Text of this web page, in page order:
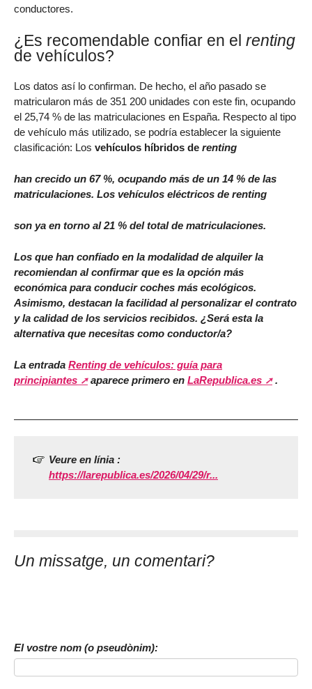
conductores.
¿Es recomendable confiar en el renting
de vehículos?
Los datos así lo confirman. De hecho, el año pasado se
matricularon más de 351 200 unidades con este fin, ocupando
el 25,74 % de las matriculaciones en España. Respecto al tipo
de vehículo más utilizado, se podría establecer la siguiente
clasificación: Los vehículos híbridos de renting
han crecido un 67 %, ocupando más de un 14 % de las
matriculaciones. Los vehículos eléctricos de renting
son ya en torno al 21 % del total de matriculaciones.
Los que han confiado en la modalidad de alquiler la
recomiendan al confirmar que es la opción más
económica para conducir coches más ecológicos.
Asimismo, destacan la facilidad al personalizar el contrato
y la calidad de los servicios recibidos. ¿Será esta la
alternativa que necesitas como conductor/a?
La entrada Renting de vehículos: guía para
principiantes
aparece primero en LaRepublica.es .
Veure en línia :
https://larepublica.es/2026/04/29/r...
Un missatge, un comentari?
El vostre nom (o pseudònim):